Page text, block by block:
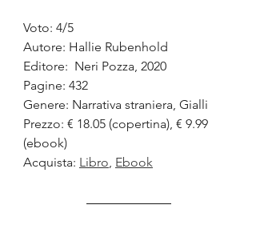
Voto: 4/5
Autore: Hallie Rubenhold
Editore:  Neri Pozza, 2020
Pagine: 432
Genere: Narrativa straniera, Gialli
Prezzo: € 18.05 (copertina), € 9.99
(ebook)
Acquista: Libro, Ebook